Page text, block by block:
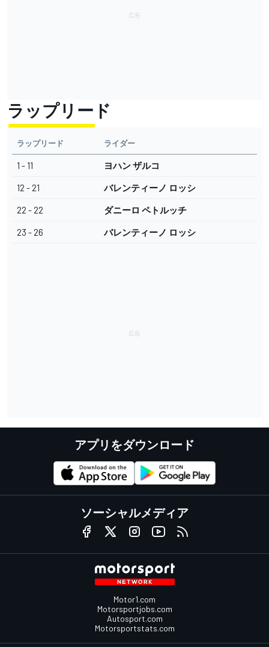
ラップリード
ラップリード ライダー
1 - 11 ヨハン ザルコ
12 - 21 バレンティーノ ロッシ
22 - 22 ダニーロ ペトルッチ
23 - 26 バレンティーノ ロッシ
アプリをダウンロード
ソーシャルメディア
Motor1.com
Motorsportjobs.com
Autosport.com
Motorsportstats.com